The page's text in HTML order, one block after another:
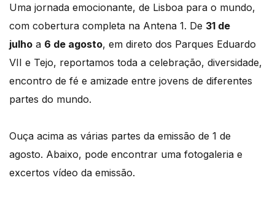
Uma jornada emocionante, de Lisboa para o mundo,
com cobertura completa na Antena 1. De 31 de
julho a 6 de agosto, em direto dos Parques Eduardo
VII e Tejo, reportamos toda a celebração, diversidade,
encontro de fé e amizade entre jovens de diferentes
partes do mundo.
Ouça acima as várias partes da emissão de 1 de
agosto. Abaixo, pode encontrar uma fotogaleria e
excertos vídeo da emissão.